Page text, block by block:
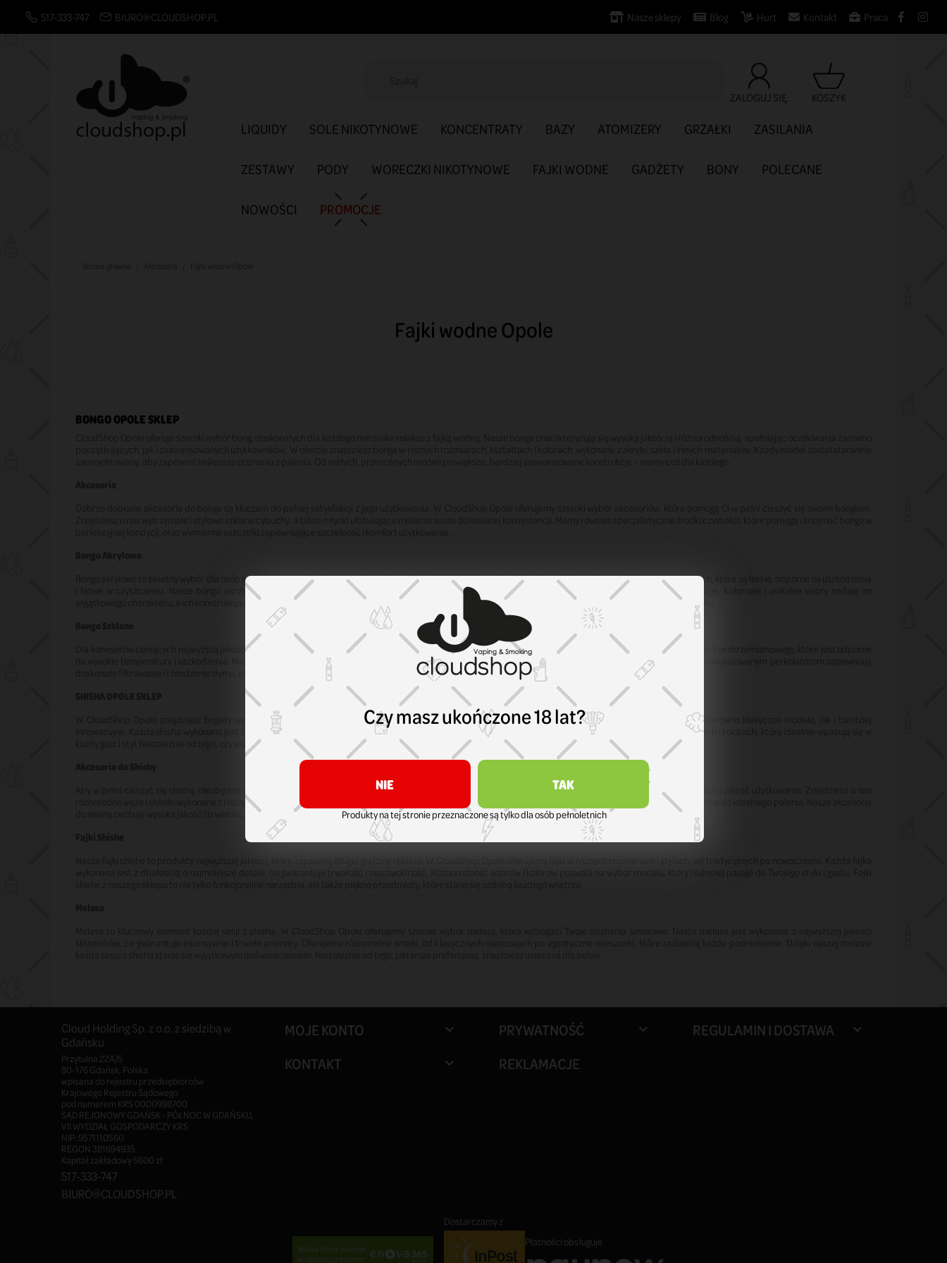
517-333-747 BIURO@CLOUDSHOP.PL Nasze sklepy Blog Hurt Kontakt Praca
ZALOGUJ SIĘ KOSZYK
LIQUIDY SOLE NIKOTYNOWE KONCENTRATY BAZY ATOMIZERY GRZAŁKI ZASILANIA
ZESTAWY PODY WORECZKI NIKOTYNOWE FAJKI WODNE GADŻETY BONY POLECANE
NOWOŚCI PROMOCJE
Fajki wodne Opole
BONGO OPOLE SKLEP
Bongo akrylowe to świetny wybór dla osób szukających trwałych i ekonomicznych rozwiązań. W CloudShop Opole oferujemy różnorodne modele bongo akrylowych, które są lekkie, odporne na uszkodzenia
i łatwe w czyszczeniu. Nasze bonga akrylowe są dostępne w różnych rozmiarach i kształtach, od małych, przenośnych modeli po większe, stacjonarne opcje. Kolorowe i unikalne wzory nadają im
wyjątkowego charakteru, a ich konstrukcja zapewnia wygodę użytkowania. To idealne rozwiązanie dla początkujących oraz osób szukających praktycznego sprzętu.
Dla koneserów ceniących najwyższą jakość i czystość smaku, polecamy bongo szklane. W CloudShop Opole oferujemy ręcznie dmuchane modele z grubego szkła borokrzemianowego, które jest odporne
na wysokie temperatury i uszkodzenia. Nasze bonga szklane są nie tylko funkcjonalne, ale także estetyczne, często ozdobione artystycznymi wzorami. Dzięki zaawansowanym perkolatorom zapewniają
doskonałe filtrowanie i chłodzenie dymu, co przekłada się na lepsze doznania z palenia. Idealne dla wymagających użytkowników.
W CloudShop Opole znajdziesz bogaty wybór shishy, które zapewnią wyjątkowe doznania i relaks. Nasze shishe łączą tradycję z nowoczesnością, oferując zarówno klasyczne modele, jak i bardziej
innowacyjne. Każda shisha wykonana jest z najwyższej jakości materiałów, co gwarantuje trwałość i doskonałą wydajność. Oferujemy shishe w różnych rozmiarach i kolorach, które idealnie wpasują się w
każdy gust i styl. Niezależnie od tego, czy jesteś początkującym użytkownikiem, czy doświadczonym koneserem, mamy coś specjalnie dla Ciebie.
Aby w pełni cieszyć się shishą, niezbędne są odpowiednie akcesoria. W CloudShop Opole oferujemy szeroki wybór akcesoriów do shishy, które poprawią komfort i jakość użytkowania. Znajdziesz u nas
różnorodne węże i ustniki wykonane z różnych materiałów, cybuchy i talerzyki, które są zarówno eleganckie, jak i funkcjonalne, oraz folie i węgielki, które są niezbędne do idealnego palenia. Nasze akcesoria
do shishy cechuje wysoka jakość i trwałość, co sprawia, że Twoje doznania z palenia będą zawsze na najwyższym poziomie.
Cloud Holding Sp. z o.o. z siedzibą w
Gdańsku
Przytulna 22A/5
80-176 Gdańsk, Polska
wpisana do rejestru przedsiębiorców
Krajowego Rejestru Sądowego
pod numerem KRS 0000998700
SĄD REJONOWY GDAŃSK - PÓŁNOC W GDAŃSKU,
VII WYDZIAŁ GOSPODARCZY KRS
NIP: 9571110560
REGON 381694935
Kapitał zakładowy 5600 zł
517-333-747
BIURO@CLOUDSHOP.PL
MOJE KONTO 
KONTAKT 
PRYWATNOŚĆ 
REKLAMACJE
REGULAMIN I DOSTAWA 
Dostarczamy z
Płatności obsługuje
Czy masz ukończone 18 lat?
NIE TAK
Produkty na tej stronie przeznaczone są tylko dla osób pełnoletnich